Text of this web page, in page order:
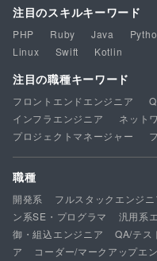
注目のスキルキーワード
PHP Ruby Java
Linux
Swift Kotlin
注目の職種キーワード
フロントエンドエンジニア
インフラエンジニア
ネット
プロジェクトマネージャー
職種
開発系 フルスタックエンジニ
ン系SE・プログラマ
汎用系
御・組込エンジニア
QA/テス
ア
コーダー/マークアップエ